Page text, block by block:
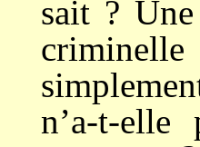
sait ?
n’a-t-elle